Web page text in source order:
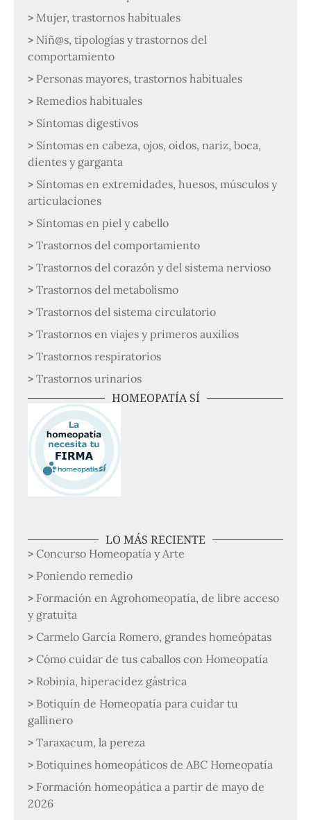
Mujer, trastornos habituales
Niñ@s, tipologías y trastornos del
comportamiento
Personas mayores, trastornos habituales
Remedios habituales
Síntomas digestivos
Síntomas en cabeza, ojos, oidos, nariz, boca,
dientes y garganta
Síntomas en extremidades, huesos, músculos y
articulaciones
Síntomas en piel y cabello
Trastornos del comportamiento
Trastornos del corazón y del sistema nervioso
Trastornos del metabolismo
Trastornos del sistema circulatorio
Trastornos en viajes y primeros auxilios
Trastornos respiratorios
Trastornos urinarios
HOMEOPATÍA SÍ
LO MÁS RECIENTE
Concurso Homeopatía y Arte
Poniendo remedio
Formación en Agrohomeopatía, de libre acceso
y gratuita
Carmelo García Romero, grandes homeópatas
Cómo cuidar de tus caballos con Homeopatía
Robinia, hiperacidez gástrica
Botiquín de Homeopatía para cuidar tu
gallinero
Taraxacum, la pereza
Botiquines homeopáticos de ABC Homeopatía
Formación homeopática a partir de mayo de
2026